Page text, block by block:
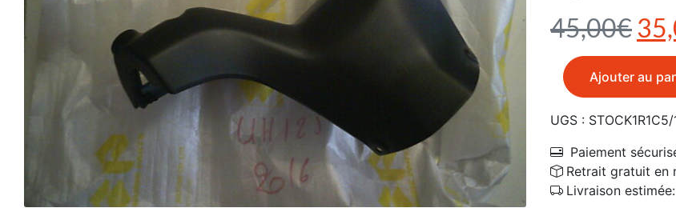
45,00€ Le
quantité de 56311-
Ajouter au
UGS :
Paiement
Retrait gratuit en
Livraison estimée: